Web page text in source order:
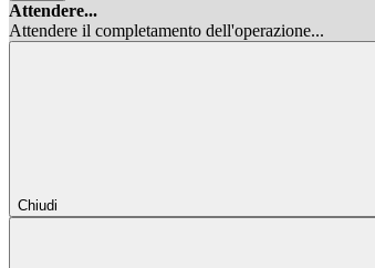
Attendere...
Attendere il completamento dell'operazione...
Chiudi